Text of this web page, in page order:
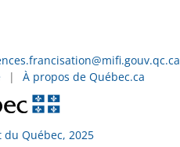
| À propos de Québec.ca
Québec, 2025